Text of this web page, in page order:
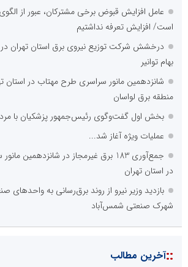
عامل افزایش قبوض برخی مشترکان، عبور از
است/ افزایش تعرفه نداشتیم
درخشش شرکت توزیع نیروی برق استان تهران در
بهام توانیر
شانزدهمین مانور سراسری طرح مهتاب در استان
منطقه برق لواسان
بخش اول گفت‌وگوی رئیس‌جمهور پزشکیان با
عملیات ویژه آغاز شد...
جمع‌آوری 183 برق غیرمجاز در
در استان تهران
بازدید وزیر نیرو از روند برق‌رسانی به واحدهای
شهرک صنعتی شمس‌آباد
::آخرین مطالب